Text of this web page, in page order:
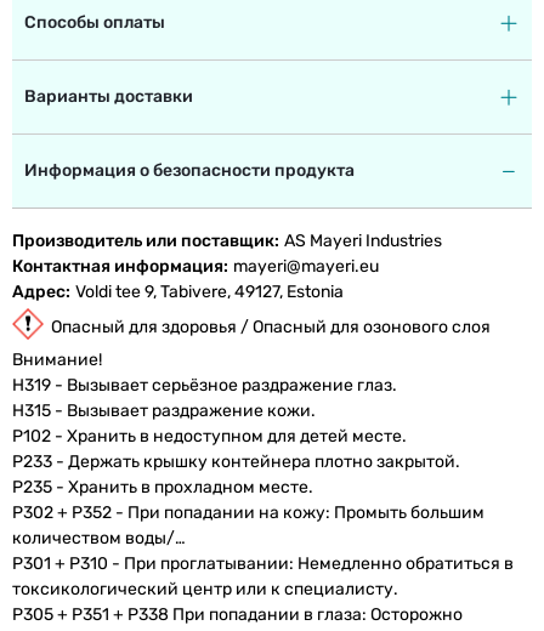
Способы оплаты
Варианты доставки
Информация о безопасности продукта
Производитель или поставщик AS Mayeri Industries
Контактная информация mayeri@mayeri.eu
Адрес Voldi tee 9, Tabivere, 49127, Estonia
Опасный для здоровья / Опасный для озонового слоя
Внимание!
H319 - Вызывает серьёзное раздражение глаз.
H315 - Вызывает раздражение кожи.
P102 - Хранить в недоступном для детей месте.
P233 - Держать крышку контейнера плотно закрытой.
P235 - Хранить в прохладном месте.
P302 + P352 - При попадании на кожу: Промыть большим
количеством воды/…
P301 + P310 - При проглатывании: Немедленно обратиться в
токсикологический центр или к специалисту.
P305 + P351 + P338 При попадании в глаза: Осторожно